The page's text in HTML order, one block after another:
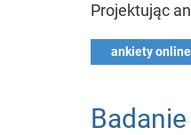
Projektując
ankiety online